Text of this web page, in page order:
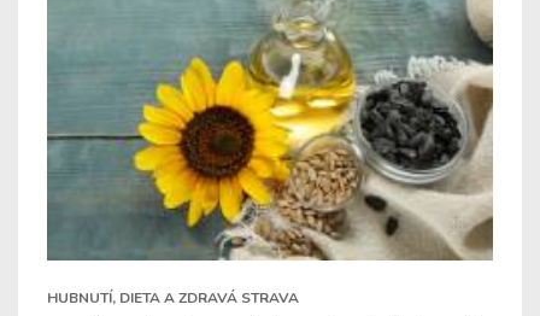
HUBNUTÍ, DIETA A ZDRAVÁ STRAVA